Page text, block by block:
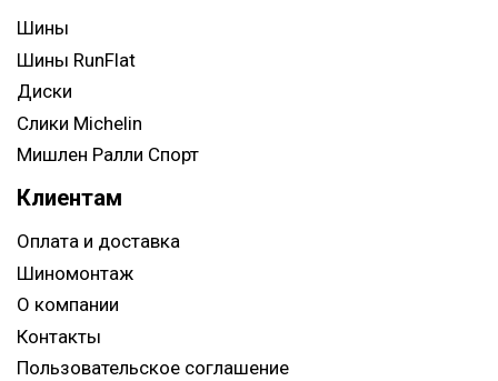
Шины
Шины RunFlat
Диски
Слики Michelin
Мишлен Ралли Спорт
Клиентам
Оплата и доставка
Шиномонтаж
О компании
Контакты
Пользовательское соглашение